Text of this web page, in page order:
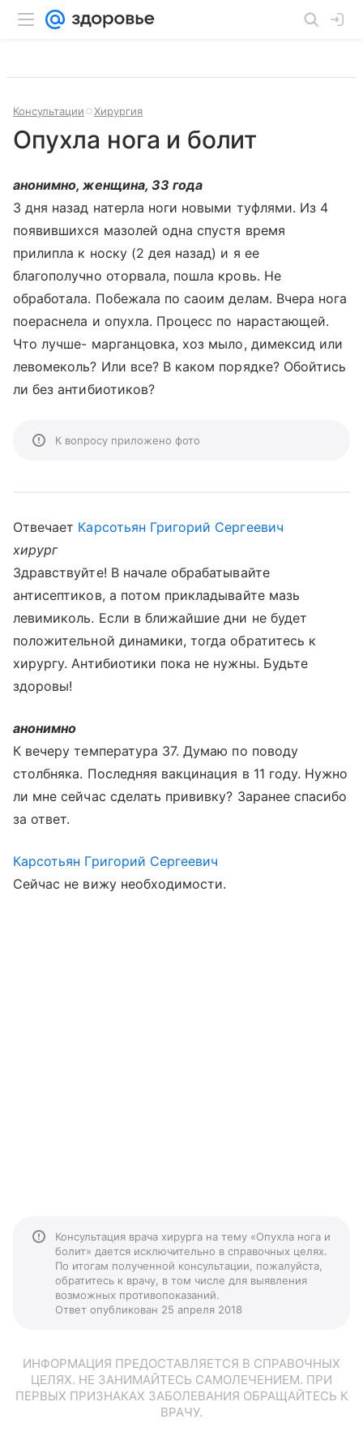
Консультации Хирургия
Опухла нога и болит
анонимно, женщина, 33 года
3 дня назад натерла ноги новыми туфлями. Из 4
появившихся мазолей одна спустя время
прилипла к носку (2 дея назад) и я ее
благополучно оторвала, пошла кровь. Не
обработала. Побежала по саоим делам. Вчера нога
поераснела и опухла. Процесс по нарастающей.
Что лучше- марганцовка, хоз мыло, димексид или
левомеколь? Или все? В каком порядке? Обойтись
ли без антибиотиков?
К вопросу приложено фото
Отвечает Карсотьян Григорий Сергеевич
хирург
Здравствуйте! В начале обрабатывайте
антисептиков, а потом прикладывайте мазь
левимиколь. Если в ближайшие дни не будет
положительной динамики, тогда обратитесь к
хирургу. Антибиотики пока не нужны. Будьте
здоровы!
анонимно
К вечеру температура 37. Думаю по поводу
столбняка. Последняя вакцинация в 11 году. Нужно
ли мне сейчас сделать прививку? Заранее спасибо
за ответ.
Карсотьян Григорий Сергеевич
Сейчас не вижу необходимости.
Консультация врача хирурга на тему «Опухла нога и
болит» дается исключительно в справочных целях.
По итогам полученной консультации, пожалуйста,
обратитесь к врачу, в том числе для выявления
возможных противопоказаний.
Ответ опубликован 25 апреля 2018
ИНФОРМАЦИЯ ПРЕДОСТАВЛЯЕТСЯ В СПРАВОЧНЫХ
ЦЕЛЯХ. НЕ ЗАНИМАЙТЕСЬ САМОЛЕЧЕНИЕМ. ПРИ
ПЕРВЫХ ПРИЗНАКАХ ЗАБОЛЕВАНИЯ ОБРАЩАЙТЕСЬ К
ВРАЧУ.